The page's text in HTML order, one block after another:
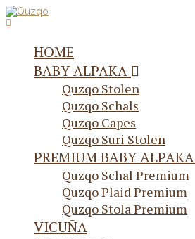
HOME
BABY ALPAKA
Quzqo Stolen
Quzqo Schals
Quzqo Capes
Quzqo Suri Stolen
PREMIUM BABY ALPAKA
Quzqo Schal Premium
Quzqo Plaid Premium
Quzqo Stola Premium
VICUÑA